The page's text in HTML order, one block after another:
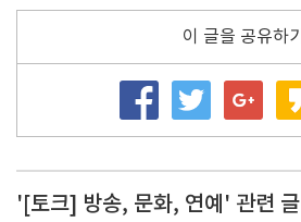
이 글을 공유하기
'[토크] 방송, 문화, 연예' 관련 글